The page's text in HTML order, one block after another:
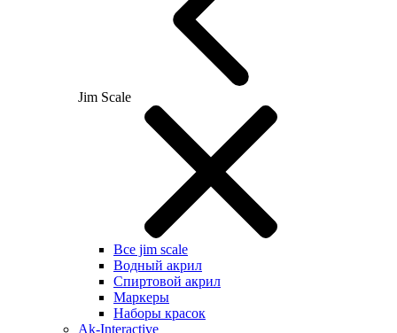
Jim Scale
Все jim scale
Водный акрил
Спиртовой акрил
Маркеры
Наборы красок
Ak-Interactive